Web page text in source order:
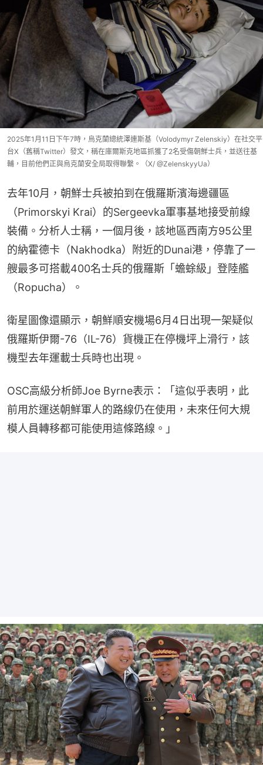
2025年1月11日下午7時，烏克蘭總統澤連斯基（Volodymyr Zelenskiy）在社交平
台X（舊稱Twitter）發文，稱在庫爾斯克地區抓獲了2名受傷朝鮮士兵，並送往基
輔，目前他們正與烏克蘭安全局取得聯繫。（X/ @ZelenskyyUa）
去年10月，朝鮮士兵被拍到在俄羅斯濱海邊疆區
（Primorskyi Krai）的Sergeevka軍事基地接受前線
裝備。分析人士稱，一個月後，該地區西南方95公里
的納霍德卡（Nakhodka）附近的Dunai港，停靠了一
艘最多可搭載400名士兵的俄羅斯「蟾蜍級」登陸艦
（Ropucha）。
衛星圖像還顯示，朝鮮順安機場6月4日出現一架疑似
俄羅斯伊爾-76（IL-76）貨機正在停機坪上滑行，該
機型去年運載士兵時也出現。
OSC高級分析師Joe Byrne表示：「這似乎表明，此
前用於運送朝鮮軍人的路線仍在使用，未來任何大規
模人員轉移都可能使用這條路線。」